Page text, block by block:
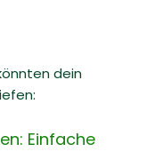
dein
Einfache